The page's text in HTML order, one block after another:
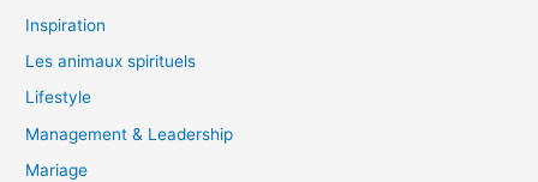
Inspiration
Les animaux spirituels
Lifestyle
Management & Leadership
Mariage